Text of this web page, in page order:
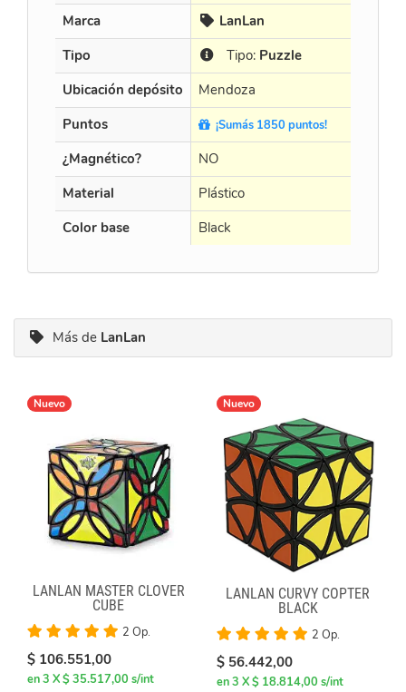
Marca LanLan
Tipo
Tipo: Puzzle
Ubicación depósito
Mendoza
Puntos
¡Sumás 1850 puntos!
¿Magnético? NO
Material
Plástico
Color base
Black
Más de LanLan
Nuevo
LANLAN MASTER CLOVER
CUBE
2 Op.
$ 106.551,00
en 3 X $ 35.517,00 s/int
Nuevo
LANLAN CURVY COPTER
BLACK
2 Op.
$ 56.442,00
en 3 X $ 18.814,00 s/int